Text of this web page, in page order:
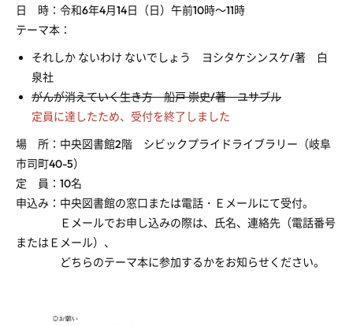
日 時：令和6年4月14日（日）午前10時～11時
テーマ本：
それしか ないわけ ないでしょう ヨシタケシンスケ/著 白
泉社
がんが消えていく生き方 船戸 崇史/著 ユサブル
定員に達したため、受付を終了しました
場 所：中央図書館2階 シビックプライドライブラリー（岐阜
市司町40-5）
定 員： 10名
申込み：中央図書館の窓口または電話・Ｅメールにて受付。
Ｅメールでお申し込みの際は、氏名、連絡先（電話番号
またはＥメール）、
どちらのテーマ本に参加するかをお知らせください。